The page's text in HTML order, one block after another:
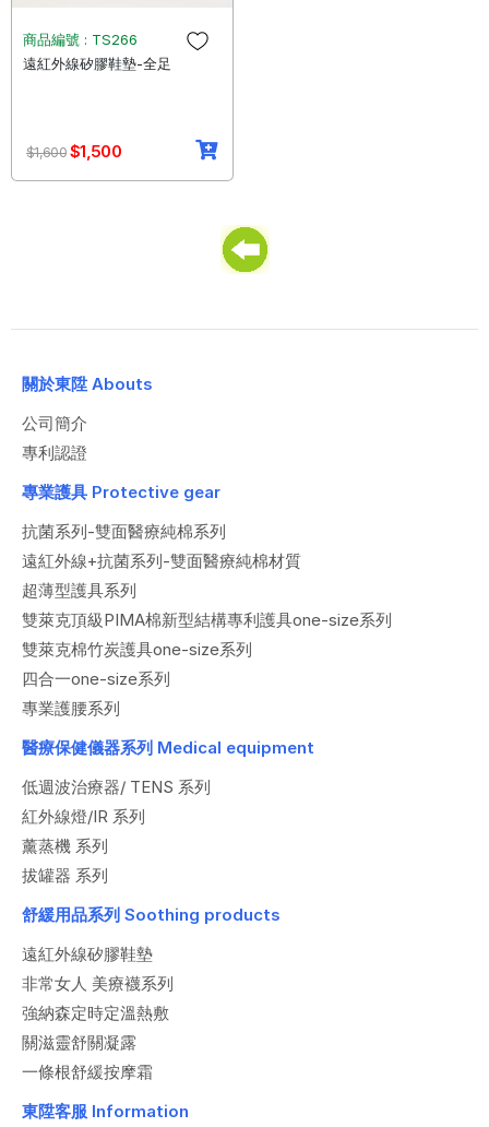
商品編號 : TS266
遠紅外線矽膠鞋墊-全足
$1,600 $1,500
關於東陞 Abouts
公司簡介
專利認證
專業護具 Protective gear
抗菌系列-雙面醫療純棉系列
遠紅外線+抗菌系列-雙面醫療純棉材質
超薄型護具系列
雙萊克頂級PIMA棉新型結構專利護具one-size系列
雙萊克棉竹炭護具one-size系列
四合一one-size系列
專業護腰系列
醫療保健儀器系列 Medical equipment
低週波治療器/ TENS 系列
紅外線燈/IR 系列
薰蒸機 系列
拔罐器 系列
舒緩用品系列 Soothing products
遠紅外線矽膠鞋墊
非常女人 美療襪系列
強納森定時定溫熱敷
關滋靈舒關凝露
一條根舒緩按摩霜
東陞客服 Information